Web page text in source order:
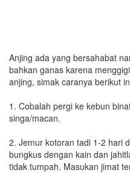
Anjing ada yang bersahabat
bahkan ganas karena
anjing, simak caranya berikut
1. Cobalah pergi ke kebun
singa/macan.
2. Jemur kotoran tadi 1-2 hari
bungkus dengan kain dan
tidak tumpah. Masukan jimat